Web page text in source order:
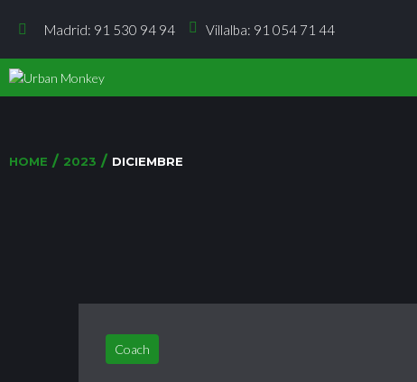
Madrid: 91 530 94 94 Villalba: 91 054 71 44
HOME / 2023 / DICIEMBRE
Coach